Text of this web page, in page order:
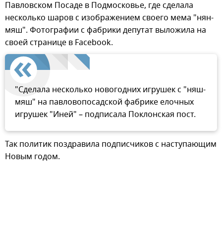
Павловском Посаде в Подмосковье, где сделала
несколько шаров с изображением своего мема "нян-
мяш". Фотографии с фабрики депутат выложила на
своей странице в Facebook.
"Сделала несколько новогодних игрушек с "няш-
мяш" на павловопосадской фабрике елочных
игрушек "Иней" – подписала Поклонская пост.
Так политик поздравила подписчиков с наступающим
Новым годом.